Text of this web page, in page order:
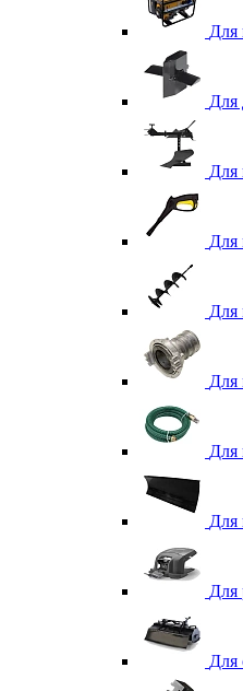
Для
Для
Для
Для
Для
Для
Для
Для
Для
Для